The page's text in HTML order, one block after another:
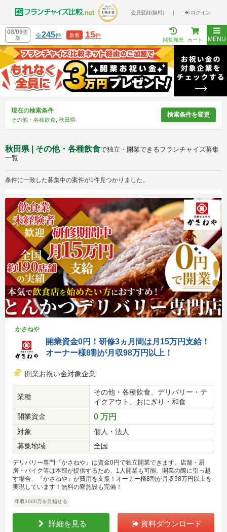
会員登録(無料) | ログイン
08/09更
新
全245件 新着 15件
閲覧履歴 カート MENU
現在の検索条件
その他・各種飲食, 秋田県
検索条件を変更
秋田県 | その他・各種飲食で独立・開業できるフランチャイズ募集
一覧
条件に一致した募集中の案件が1件見つかりました。
かさねや
開業資金0円！研修3ヵ月間は月15万円支給！
オーナー様8割が月収98万円以上！
開業お祝い金対象企業
業種
その他・各種飲食、デリバリー・テ
イクアウト、おにぎり・和食
開業資金
0 万円
対象
個人・法人
募集地域
全国
デリバリー専門『かさねや』は資金0円で独立開業できます。店舗・厨
房・バイク等は本部が提供するため、1人開業も可能。開業の際に引っ越
す場合、『かさねや』が費用を支援！オーナー様8割が月収98万円以上を
実現しています！無料の寮施設も完備！
年収1000万を目指せる
詳細を見る 資料ダウンロード